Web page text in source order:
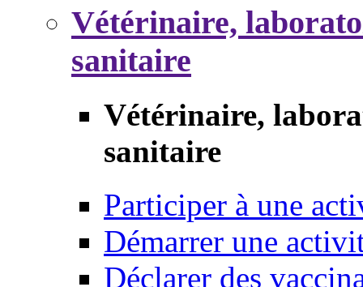
Vétérinaire,
sanitaire
Vétérinaire,
sanitaire
Participer à une
Démarrer une
Déclarer des